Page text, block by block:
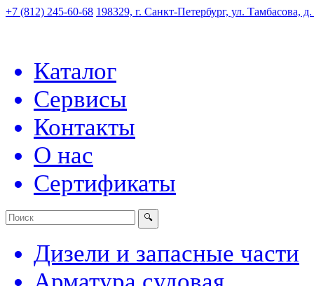
+7 (812) 245-60-68 198329, г. Санкт-Петербург, ул. Тамбасова,
Каталог
Сервисы
Контакты
О нас
Сертификаты
Дизели и запасные части